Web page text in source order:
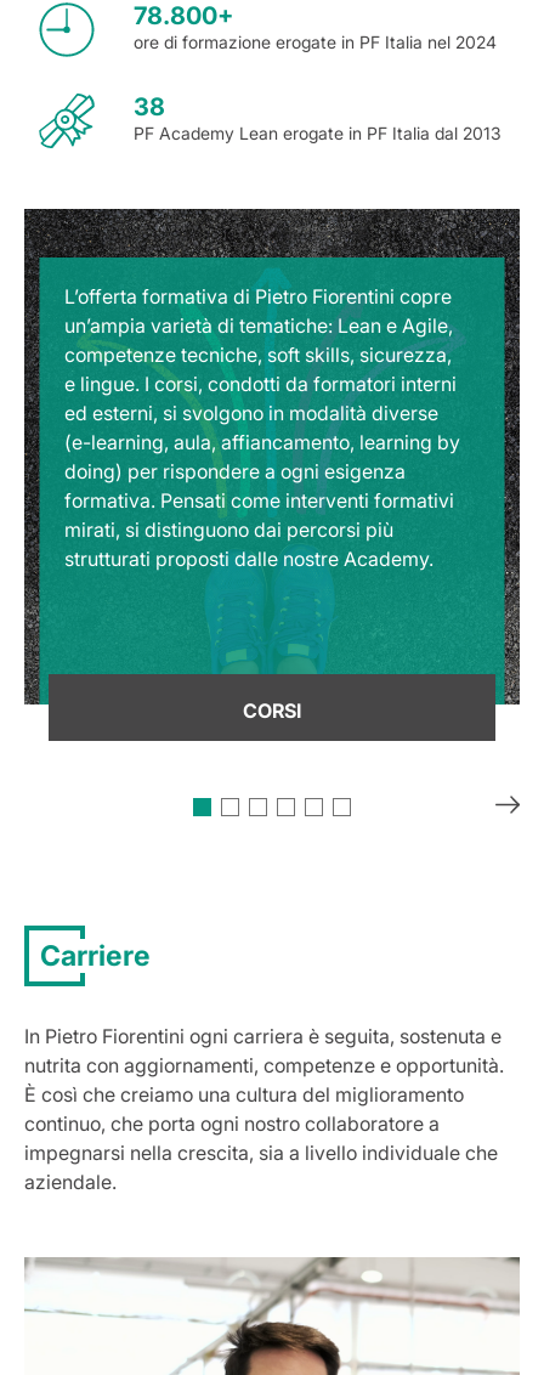
78.800+
ore di formazione erogate in PF Italia nel 2024
38
PF Academy Lean erogate in PF Italia dal 2013
CORSI
L’offerta formativa di Pietro Fiorentini copre
un’ampia varietà di tematiche: Lean e Agile,
competenze tecniche, soft skills, sicurezza,
e lingue. I corsi, condotti da formatori interni
ed esterni, si svolgono in modalità diverse
(e-learning, aula, affiancamento, learning by
doing) per rispondere a ogni esigenza
formativa. Pensati come interventi formativi
mirati, si distinguono dai percorsi più
strutturati proposti dalle nostre Academy.
Carriere
In Pietro Fiorentini ogni carriera è seguita, sostenuta e
nutrita con aggiornamenti, competenze e opportunità.
È così che creiamo una cultura del miglioramento
continuo, che porta ogni nostro collaboratore a
impegnarsi nella crescita, sia a livello individuale che
aziendale.